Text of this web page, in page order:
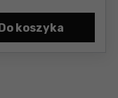
Cena 23,18 zł
koszyka
Zestaw 17